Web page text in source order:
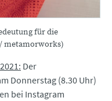
für die
metamorworks)
Der
Donnerstag (8.30 Uhr)
bei Instagram